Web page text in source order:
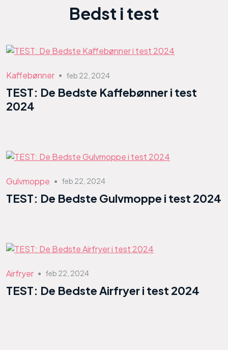
Bedst i test
Kaffebønner ● feb 22, 2024
TEST: De Bedste Kaffebønner i test
2024
Gulvmoppe ● feb 22, 2024
TEST: De Bedste Gulvmoppe i test 2024
Airfryer ● feb 22, 2024
TEST: De Bedste Airfryer i test 2024